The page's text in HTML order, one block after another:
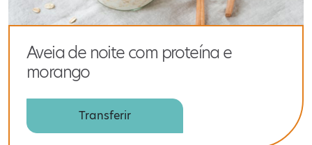
Aveia de noite com proteína e
morango
Transferir